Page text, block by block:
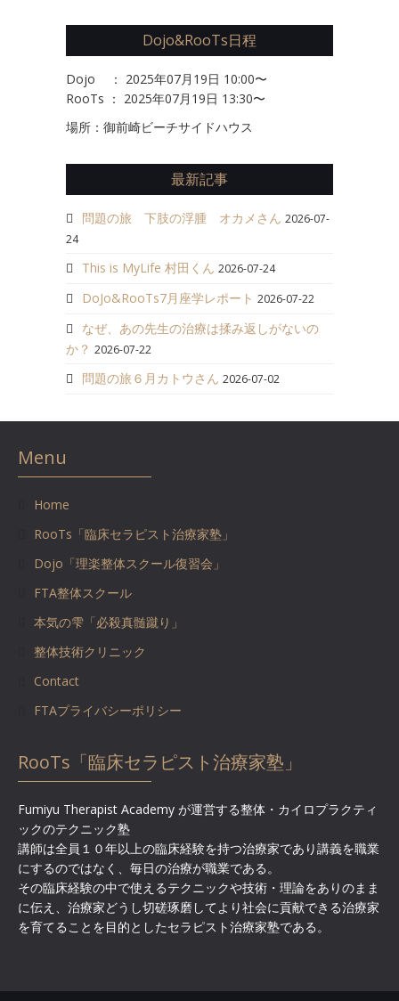
Dojo&RooTs日程
Dojo ： 2025年07月19日 10:00〜
RooTs ： 2025年07月19日 13:30〜
場所：御前崎ビーチサイドハウス
最新記事
問題の旅 下肢の浮腫 オカメさん 2026-07-
24
This is MyLife 村田くん 2026-07-24
DoJo&RooTs7月座学レポート 2026-07-22
なぜ、あの先生の治療は揉み返しがないの
か？ 2026-07-22
問題の旅６月カトウさん 2026-07-02
Menu
Home
RooTs「臨床セラピスト治療家塾」
Dojo「理楽整体スクール復習会」
FTA整体スクール
本気の雫「必殺真髄蹴り」
整体技術クリニック
Contact
FTAプライバシーポリシー
RooTs「臨床セラピスト治療家塾」
Fumiyu Therapist Academy が運営する整体・カイロプラクティ
ックのテクニック塾
講師は全員１０年以上の臨床経験を持つ治療家であり講義を職業
にするのではなく、毎日の治療が職業である。
その臨床経験の中で使えるテクニックや技術・理論をありのまま
に伝え、治療家どうし切磋琢磨してより社会に貢献できる治療家
を育てることを目的としたセラピスト治療家塾である。